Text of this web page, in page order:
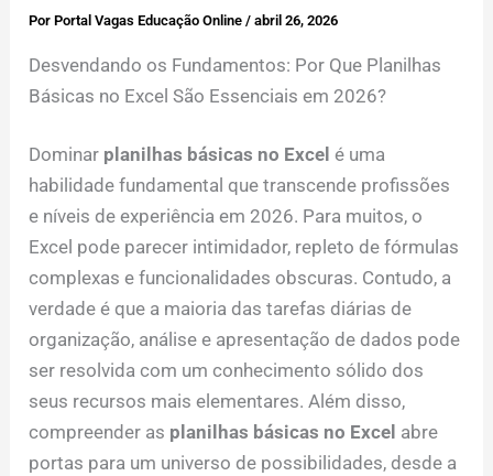
PorPortal Vagas Educação Online/abril 26, 2026
Desvendando os Fundamentos: Por Que Planilhas
Básicas no Excel São Essenciais em 2026?
Dominar planilhas básicas no Excel é uma
habilidade fundamental que transcende profissões
e níveis de experiência em 2026. Para muitos, o
Excel pode parecer intimidador, repleto de fórmulas
complexas e funcionalidades obscuras. Contudo, a
verdade é que a maioria das tarefas diárias de
organização, análise e apresentação de dados pode
ser resolvida com um conhecimento sólido dos
seus recursos mais elementares. Além disso,
compreender as planilhas básicas no Excel abre
portas para um universo de possibilidades, desde a